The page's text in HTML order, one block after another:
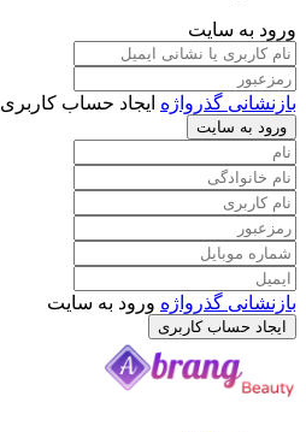
ورود به سایت
بازنشانی گذرواژه ایجاد حساب کاربری
ورود به سایت
بازنشانی گذرواژه ورود به سایت
ایجاد حساب کاربری